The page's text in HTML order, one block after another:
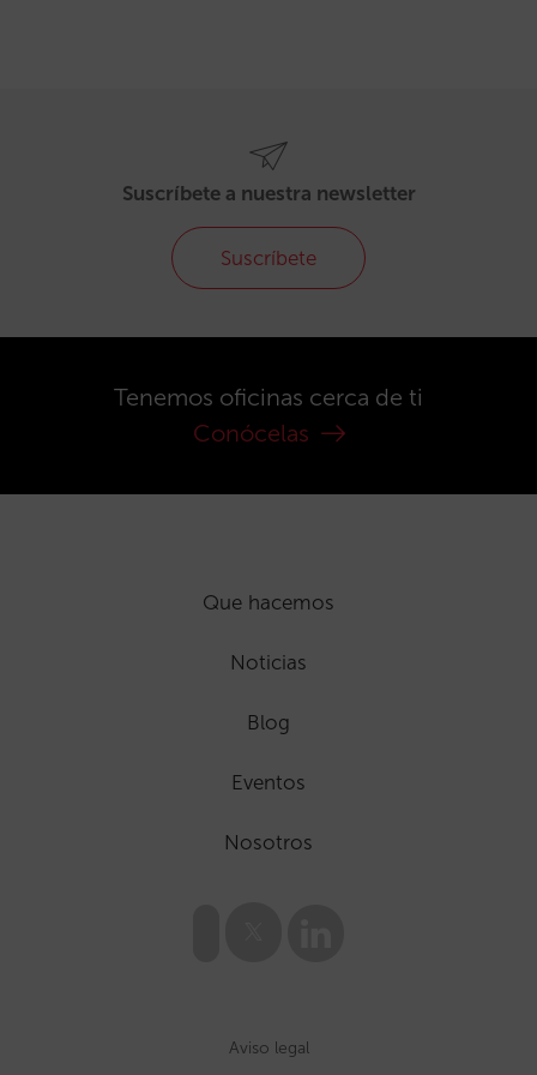
Suscríbete a nuestra newsletter
Suscríbete
Tenemos oficinas cerca de ti
Conócelas
Que hacemos
Noticias
Blog
Eventos
Nosotros
Aviso legal